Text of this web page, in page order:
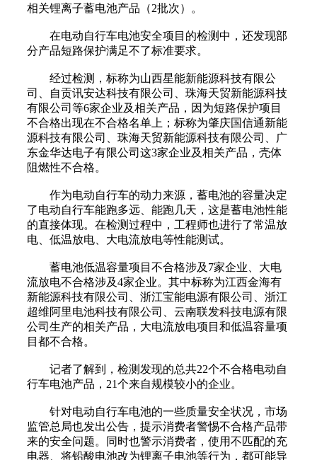
相关锂离子蓄电池产品（2批次）。
在电动自行车电池安全项目的检测中，还发现部
分产品短路保护满足不了标准要求。
经过检测，标称为山西星能新能源科技有限公
司、自贡讯安达科技有限公司、珠海天贸新能源科技
有限公司等6家企业及相关产品，因为短路保护项目
不合格出现在不合格名单上；标称为肇庆国信通新能
源科技有限公司、珠海天贸新能源科技有限公司、广
东金华达电子有限公司这3家企业及相关产品，壳体
阻燃性不合格。
作为电动自行车的动力来源，蓄电池的容量决定
了电动自行车能跑多远、能跑几天，这是蓄电池性能
的直接体现。在检测过程中，工程师也进行了常温放
电、低温放电、大电流放电等性能测试。
蓄电池低温容量项目不合格涉及7家企业、大电
流放电不合格涉及4家企业。其中标称为江西金海有
新能源科技有限公司、浙江宝能电源有限公司、浙江
超维阿里电池科技有限公司、云南联发科技电源有限
公司生产的相关产品，大电流放电项目和低温容量项
目都不合格。
记者了解到，检测发现的总共22个不合格电动自
行车电池产品，21个来自规模较小的企业。
针对电动自行车电池的一些质量安全状况，市场
监管总局也发出公告，提示消费者警惕不合格产品带
来的安全问题。同时也警示消费者，使用不匹配的充
电器、将铅酸电池改为锂离子电池等行为，都可能导